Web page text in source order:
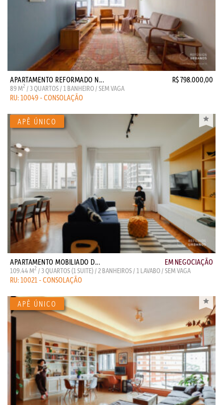
APARTAMENTO REFORMADO N... R$ 798.000,00
89 M2 / 3 QUARTOS / 1 BANHEIRO / SEM VAGA
RU: 10049 - CONSOLAÇÃO
APARTAMENTO MOBILIADO D... EM NEGOCIAÇÃO
109.44 M2 / 3 QUARTOS (1 SUITE) / 2 BANHEIROS / 1 LAVABO / SEM VAGA
RU: 10021 - CONSOLAÇÃO